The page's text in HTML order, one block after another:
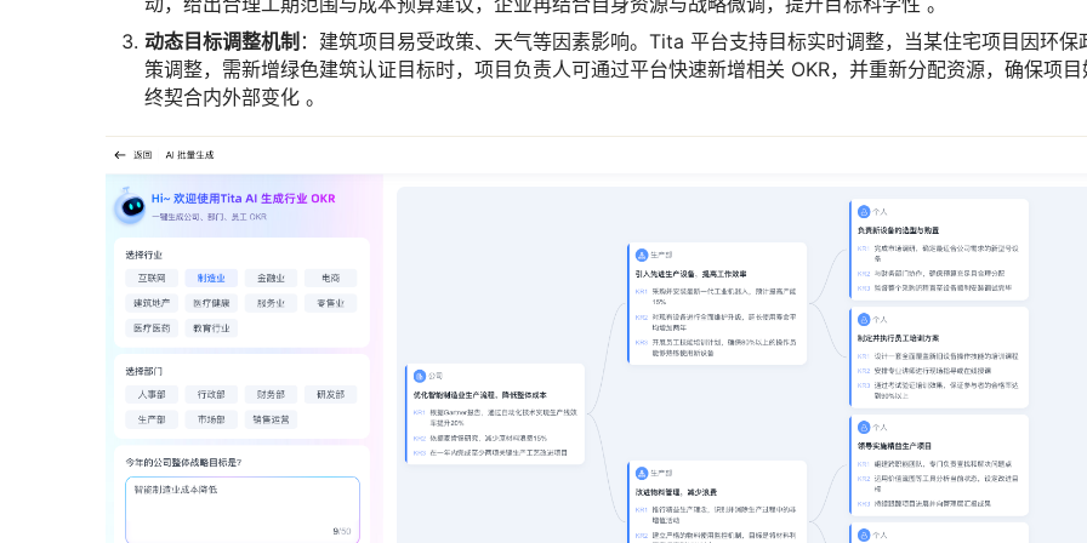
动态目标调整机制 ：建筑项目易受政策、天气等因素影响。Tita 平台支持目标实时调整，当某住宅项目因环保
策调整，需新增绿色建筑认证目标时，项目负责人可通过平台快速新增相关 OKR，并重新分配资源，确保项目
终契合内外部变化 。